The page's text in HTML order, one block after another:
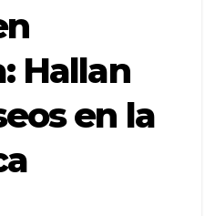
Hallan
en la